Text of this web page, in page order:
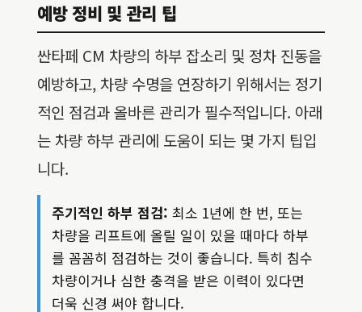
예방 정비 및 관리 팁
싼타페 CM 차량의 하부 잡소리 및 정차 진동을
예방하고, 차량 수명을 연장하기 위해서는 정기
적인 점검과 올바른 관리가 필수적입니다. 아래
는 차량 하부 관리에 도움이 되는 몇 가지 팁입
니다.
주기적인 하부 점검: 최소 1년에 한 번, 또는
차량을 리프트에 올릴 일이 있을 때마다 하부
를 꼼꼼히 점검하는 것이 좋습니다. 특히 침수
차량이거나 심한 충격을 받은 이력이 있다면
더욱 신경 써야 합니다.